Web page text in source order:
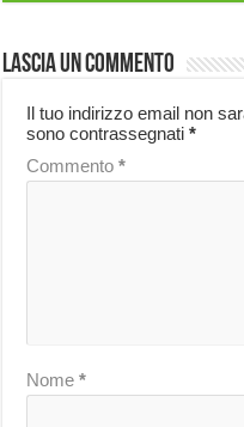
Lascia un commento
Il tuo indirizzo email non
sono contrassegnati*
Commento*
Nome*